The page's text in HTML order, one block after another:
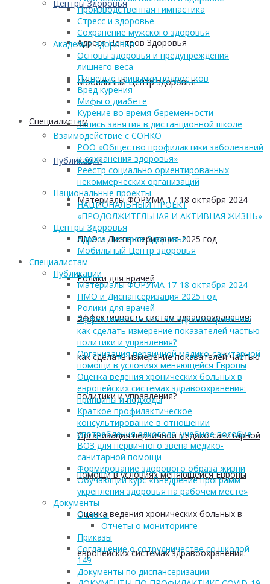
Центры Здоровья
Адреса Центров Здоровья
Мобильный Центр здоровья
Cпециалистам
Публикации
Материалы ФОРУМА 17-18 октября 2024
ПМО и Диспансеризация 2025 год
Ролики для врачей
Эффективность систем здравоохранения:
как сделать измерение показателей частью
политики и управления?
Организация первичной медико-санитарной
помощи в условиях меняющейся Европы
Оценка ведения хронических больных в
европейских системах здравоохранения:
Производственная гимнастика
Стресс и здоровье
Сохранение мужского здоровья
Академия здоровья
Основы здоровья и предупреждения
лишнего веса
Пищевые привычки подростков
Вред курения
Мифы о диабете
Курение во время беременности
Запись занятия в дистанционной школе
Взаимодействие с СОНКО
РОО «Общество профилактики заболеваний
и сохранения здоровья»
Реестр социально ориентированных
некоммерческих организаций
Национальные проекты
НАЦИОНАЛЬНЫЙ ПРОЕКТ
«ПРОДОЛЖИТЕЛЬНАЯ И АКТИВНАЯ ЖИЗНЬ»
Центры Здоровья
Адреса Центров Здоровья
Мобильный Центр здоровья
Cпециалистам
Публикации
Материалы ФОРУМА 17-18 октября 2024
ПМО и Диспансеризация 2025 год
Ролики для врачей
Эффективность систем здравоохранения:
как сделать измерение показателей частью
политики и управления?
Организация первичной медико-санитарной
помощи в условиях меняющейся Европы
Оценка ведения хронических больных в
европейских системах здравоохранения:
принципы и подходы
Краткое профилактическое
консультирование в отношении
употребления алкоголя: учебное пособие
ВОЗ для первичного звена медико-
санитарной помощи
Формирование здорового образа жизни
Обучающий курс «Внедрение программ
укрепления здоровья на рабочем месте»
Документы
Отчеты
Отчеты о мониторинге
Приказы
Соглашение о сотрудничестве со школой
149
Документы по диспансеризации